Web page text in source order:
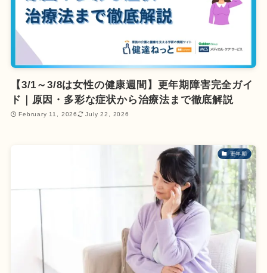
【3/1～3/8は女性の健康週間】更年期障害完全ガイ
ド｜原因・多彩な症状から治療法まで徹底解説
February 11, 2026 July 22, 2026
更年期